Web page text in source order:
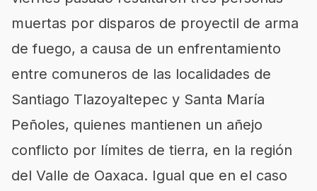
muertas por disparos de proyectil de arma
de fuego, a causa de un enfrentamiento
entre comuneros de las localidades de
Santiago Tlazoyaltepec y Santa María
Peñoles, quienes mantienen un añejo
conflicto por límites de tierra, en la región
del Valle de Oaxaca. Igual que en el caso